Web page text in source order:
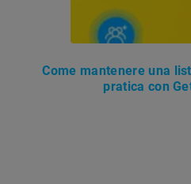
Come mantenere una
pratica con